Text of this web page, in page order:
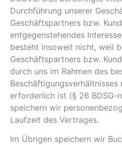
Durchführung unserer
Geschäftspartners bzw.
entgegenstehendes
besteht insoweit nicht, weil
Geschäftspartners bzw.
durch uns im Rahmen des
erforderlich ist (§ 26 BDSG-
speichern wir
Laufzeit des Vertrages.
Im Übrigen speichern wir